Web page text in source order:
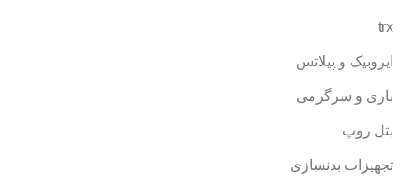
trx
ایروبیک و پیلاتس
بازی و سرگرمی
بتل روپ
تجهیزات بدنسازی